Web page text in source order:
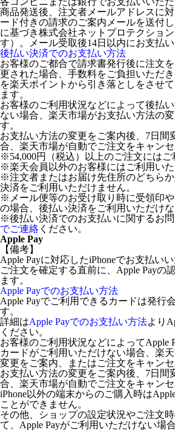
商品発送後、注文者メールアドレスに
ード付きの請求のご案内メールを送付
に基づき株式会社ネットプロテクショ
す）。メール受取後14日以内にお支払い
後払い決済でのお支払い方法
お客様のご都合で請求書発行後に注文
更された場合、手数料をご負担いただ
を楽天ポイントから引き落としをさせ
ます。
お客様のご利用状況などによって後払
ない場合、楽天市場がお支払い方法の
す。
お支払い方法の変更をご案内後、7日間
合、楽天市場が自動でご注文をキャンセ
※54,000円（税込）以上のご注文にはご
※楽天会員以外のお客様にはご利用いた
※注文者またはお届け先住所のどちら
決済をご利用いただけません。
※メール便等のお受け取り時に受領印
の場合、後払い決済をご利用いただけな
※後払い決済でのお支払いに関するお
でご連絡 ください。
Apple Pay
【備考】
Apple Payに対応したiPhoneでお支払いい
ご注文を確定する直前に、Apple Payの
ます。
Apple Payでのお支払い方法
Apple Payでご利用できるカードは発行
す。
詳細はApple Payでのお支払い方法より
ください。
お客様のご利用状況などによってApple
カードがご利用いただけない場合、楽
変更をご案内、またはご注文をキャンセ
お支払い方法の変更をご案内後、7日間
合、楽天市場が自動でご注文をキャンセ
iPhone以外の端末からのご購入時は
ことができません。
その他、ショップの設定状況やご注文
て、Apple Payがご利用いただけない場